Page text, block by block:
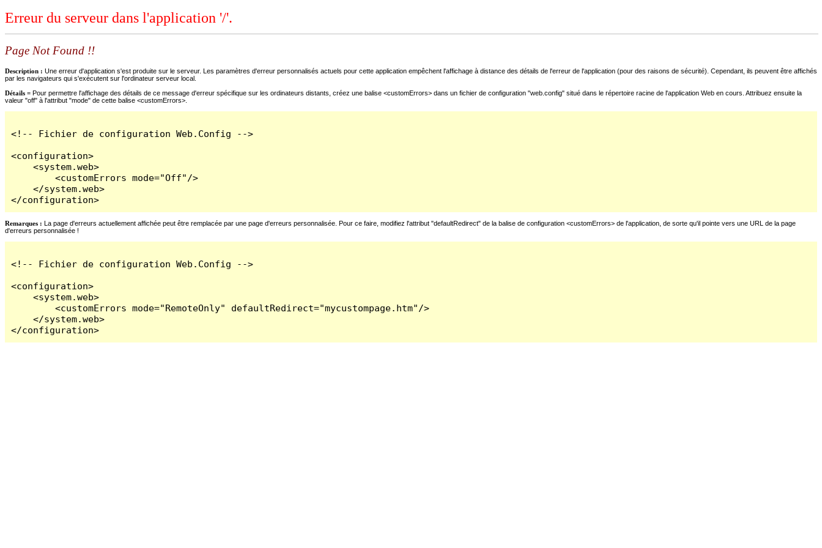
Erreur du serveur dans l'application '/'.
Page Not Found !!
Description : Une erreur d'application s'est produite sur le serveur. Les paramètres d'erreur personnalisés actuels pour cette application empêchent l'affichage à distance des détails de l'erreur de l'application (pour des raisons de sécurité). Cependant, ils peuvent être affichés
par les navigateurs qui s'exécutent sur l'ordinateur serveur local.
Détails = Pour permettre l'affichage des détails de ce message d'erreur spécifique sur les ordinateurs distants, créez une balise <customErrors> dans un fichier de configuration "web.config" situé dans le répertoire racine de l'application Web en cours. Attribuez ensuite la
valeur "off" à l'attribut "mode" de cette balise <customErrors>.
<!-- Fichier de configuration Web.Config -->
<configuration>
    <system.web>
        <customErrors mode="Off"/>
    </system.web>
</configuration>
Remarques : La page d'erreurs actuellement affichée peut être remplacée par une page d'erreurs personnalisée. Pour ce faire, modifiez l'attribut "defaultRedirect" de la balise de configuration <customErrors> de l'application, de sorte qu'il pointe vers une URL de la page
d'erreurs personnalisée !
<!-- Fichier de configuration Web.Config -->
<configuration>
    <system.web>
        <customErrors mode="RemoteOnly" defaultRedirect="mycustompage.htm"/>
    </system.web>
</configuration>